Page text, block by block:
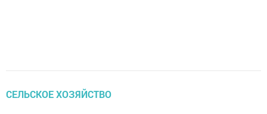
СЕЛЬСКОЕ ХОЗЯЙСТВО